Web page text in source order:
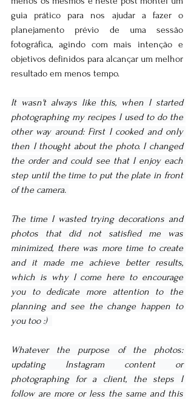
guia prático para nos ajudar a fazer o
planejamento prévio de uma sessão
fotográfica, agindo com mais intenção e
objetivos definidos para alcançar um melhor
resultado em menos tempo.
It wasn't always like this, when I started
photographing my recipes I used to do the
other way around: First I cooked and only
then I thought about the photo. I changed
the order and could see that I enjoy each
step until the time to put the plate in front
of the camera.
The time I wasted trying decorations and
photos that did not satisfied me was
minimized, there was more time to create
and it made me achieve better results,
which is why I come here to encourage
you to dedicate more attention to the
planning and see the change happen to
you too :)
Whatever the purpose of the photos:
updating Instagram content or
photographing for a client, the steps I
follow are more or less the same and this